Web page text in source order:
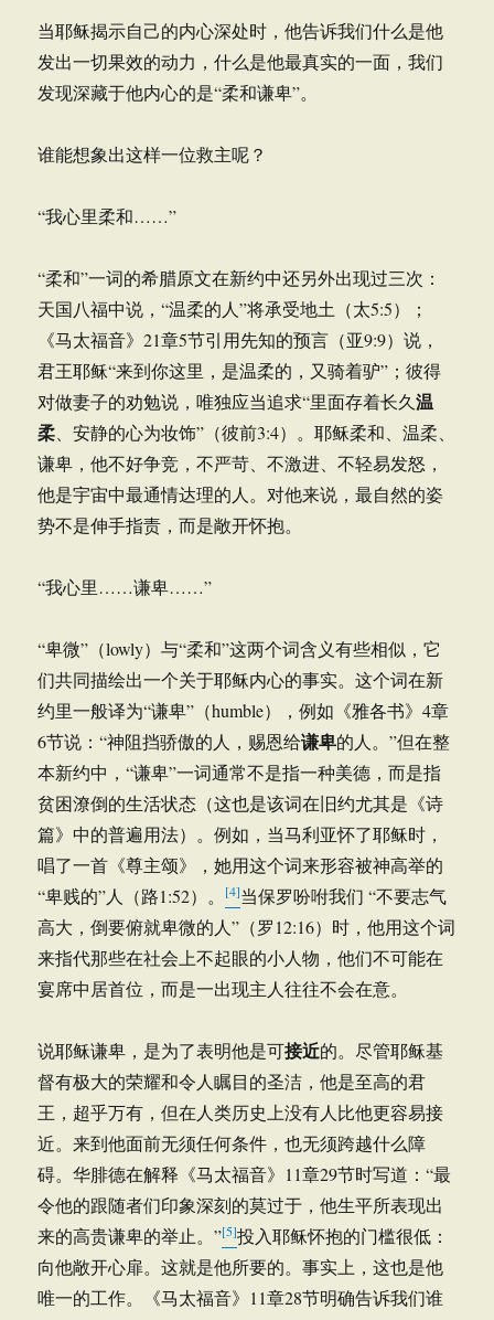
当耶稣揭示自己的内心深处时，他告诉我们什么是他
发出一切果效的动力，什么是他最真实的一面，我们
发现深藏于他内心的是“柔和谦卑”。
谁能想象出这样一位救主呢？
“我心里柔和……”
“柔和”一词的希腊原文在新约中还另外出现过三次：
天国八福中说，“温柔的人”将承受地土（太5:5）；
《马太福音》21章5节引用先知的预言（亚9:9）说，
君王耶稣“来到你这里，是温柔的，又骑着驴”；彼得
对做妻子的劝勉说，唯独应当追求“里面存着长久温
柔 、安静的心为妆饰”（彼前3:4）。耶稣柔和、温柔、
谦卑，他不好争竞，不严苛、不激进、不轻易发怒，
他是宇宙中最通情达理的人。对他来说，最自然的姿
势不是伸手指责，而是敞开怀抱。
“我心里……谦卑……”
“卑微”（lowly）与“柔和”这两个词含义有些相似，它
们共同描绘出一个关于耶稣内心的事实。这个词在新
约里一般译为“谦卑”（humble），例如《雅各书》4章
6节说：“神阻挡骄傲的人，赐恩给谦卑的人。”但在整
本新约中，“谦卑”一词通常不是指一种美德，而是指
贫困潦倒的生活状态（这也是该词在旧约尤其是《诗
篇》中的普遍用法）。例如，当马利亚怀了耶稣时，
唱了一首《尊主颂》，她用这个词来形容被神高举的
“卑贱的”人（路1:52）。
[4]当保罗吩咐我们 “不要志气
高大，倒要俯就卑微的人”（罗12:16）时，他用这个词
来指代那些在社会上不起眼的小人物，他们不可能在
宴席中居首位，而是一出现主人往往不会在意。
说耶稣谦卑，是为了表明他是可接近的。尽管耶稣基
督有极大的荣耀和令人瞩目的圣洁，他是至高的君
王，超乎万有，但在人类历史上没有人比他更容易接
近。来到他面前无须任何条件，也无须跨越什么障
碍。华腓德在解释《马太福音》11章29节时写道：“最
令他的跟随者们印象深刻的莫过于，他生平所表现出
来的高贵谦卑的举止。”[5]投入耶稣怀抱的门槛很低：
向他敞开心扉。这就是他所要的。事实上，这也是他
唯一的工作。《马太福音》11章28节明确告诉我们谁